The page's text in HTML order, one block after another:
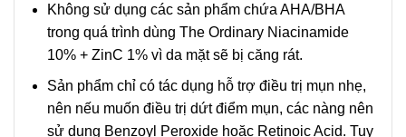
Không sử dụng các sản phẩm chứa AHA/BHA
trong quá trình dùng The Ordinary Niacinamide
10% + ZinC 1% vì da mặt sẽ bị căng rát.
Sản phẩm chỉ có tác dụng hỗ trợ điều trị mụn nhẹ,
nên nếu muốn điều trị dứt điểm mụn, các nàng nên
sử dụng Benzoyl Peroxide hoặc Retinoic Acid. Tuy